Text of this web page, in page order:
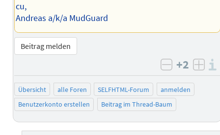
cu,
Andreas a/k/a MudGuard
Beitrag melden
negativ
+2
Übersicht alle Foren SELFHTML-Forum
anmelden
Benutzerkonto erstellen
Beitrag im Thread-Baum